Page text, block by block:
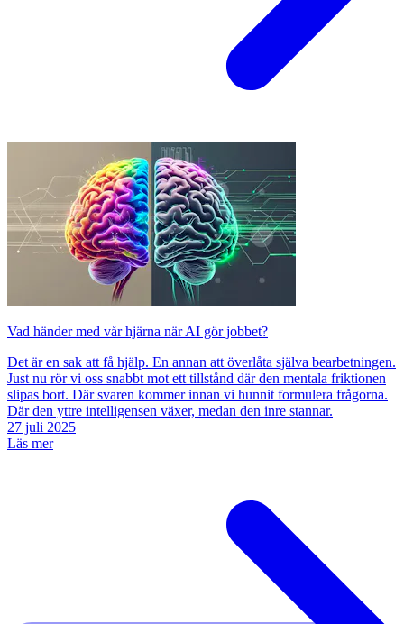
Vad händer med vår hjärna när AI gör jobbet?
Det är en sak att få hjälp. En annan att överlåta själva bearbetningen.
Just nu rör vi oss snabbt mot ett tillstånd där den mentala friktionen
slipas bort. Där svaren kommer innan vi hunnit formulera frågorna.
Där den yttre intelligensen växer, medan den inre stannar.
27 juli 2025
Läs mer